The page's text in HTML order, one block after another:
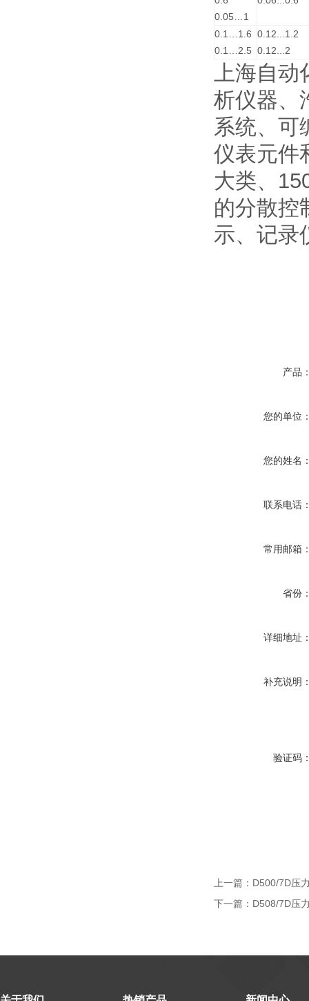
0.05…1
0.1…1.6
0.1…2.5
0.12...1.2
0.12...2
上海自动
析仪器、
系统、可
仪表元件
大类、
的分散控
示、记录
产品
您的单位
您的姓名
联系电话
常用邮箱
省份
详细地址
补充说明
验证码
上一篇： D500/7D压
下一篇： D508/7D压